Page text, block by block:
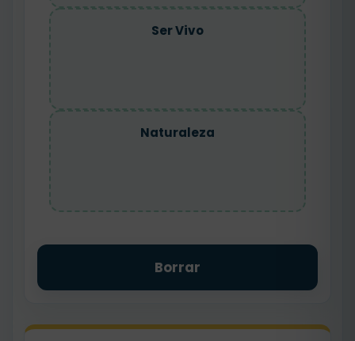
Ser Vivo
Naturaleza
Borrar